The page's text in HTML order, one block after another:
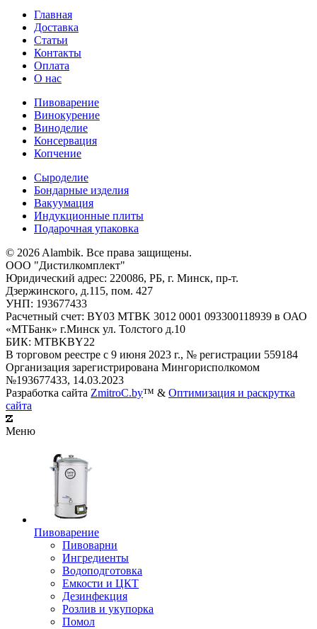
Главная
Доставка
Статьи
Контакты
Оплата
О нас
Пивоварение
Винокурение
Виноделие
Консервация
Копчение
Сыроделие
Бондарные изделия
Вакуумация
Индукционные плиты
Подарочная упаковка
© 2026 Alambik. Все права защищены.
ООО "Дистилкомплект"
Юридический адрес: 220086, РБ, г. Минск, пр-т.
Дзержинского, д.115, пом. 427
УНП: 193677433
Расчетный счет: BY03 MTBK 3012 0001 093300118939 в ОАО
«МТБанк» г.Минск ул. Толстого д.10
БИК: MTBKBY22
В торговом реестре с 9 июня 2023 г., № регистрации 559184
Организация зарегистрирована Мингорисполкомом
№193677433, 14.03.2023
Разработка сайта ZmitroC.by™ & Оптимизация и раскрутка
сайта
Меню
Пивоварение
Пивоварни
Ингредиенты
Водоподготовка
Емкости и ЦКТ
Дезинфекция
Розлив и укупорка
Помол